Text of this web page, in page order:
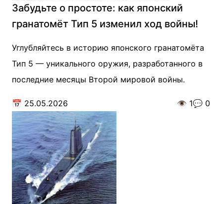
Забудьте о простоте: как японский
гранатомёт Тип 5 изменил ход войны!
Углубляйтесь в историю японского гранатомёта
Тип 5 — уникального оружия, разработанного в
последние месяцы Второй мировой войны.
📅 25.05.2026 👁️ 1💬 0